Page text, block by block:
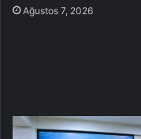
Ağustos 7, 2026